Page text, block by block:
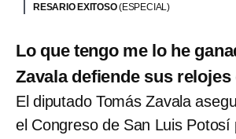
RESARIO EXITOSO(ESPECIAL)
Lo que tengo me lo he
Zavala defiende sus relojes
El diputado Tomás Zavala
el Congreso de San Luis Potosí